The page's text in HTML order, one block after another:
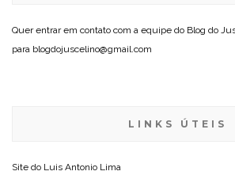
Quer entrar em contato com a equipe do Blog do
para blogdojuscelino@gmail.com
LINKS ÚTEIS
Site do Luis Antonio Lima